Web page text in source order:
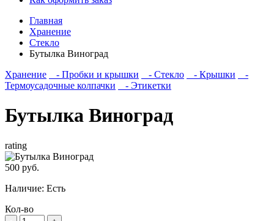
Главная
Хранение
Стекло
Бутылка Виноград
Хранение
- Пробки и крышки - Стекло - Крышки
-
Термоусадочные колпачки
- Этикетки
Бутылка Виноград
rating
500 руб.
Наличие: Есть
Кол-во